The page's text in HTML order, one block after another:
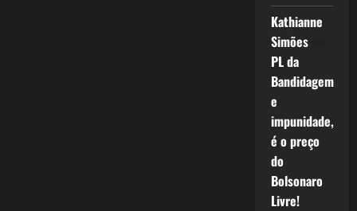
Kathianne
Simõesem
PL da
Bandidagem
e
impunidade,
é o preço
do
Bolsonaro
Livre!